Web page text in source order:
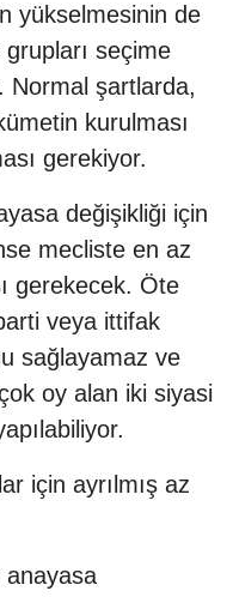
yükselmesinin de
seçime
Normal şartlarda,
kurulması
gerekiyor.
değişikliği için
mecliste en az
gerekecek. Öte
veya ittifak
sağlayamaz ve
oy alan iki siyasi
için ayrılmış az
anayasa